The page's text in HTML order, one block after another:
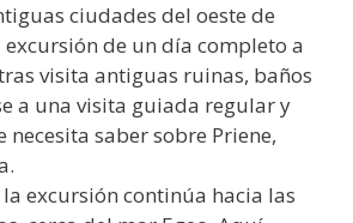
ciudades del oeste de
de un día completo a
visita antiguas ruinas, baños
a una visita guiada regular y
saber sobre Priene,
excursión continúa hacia las